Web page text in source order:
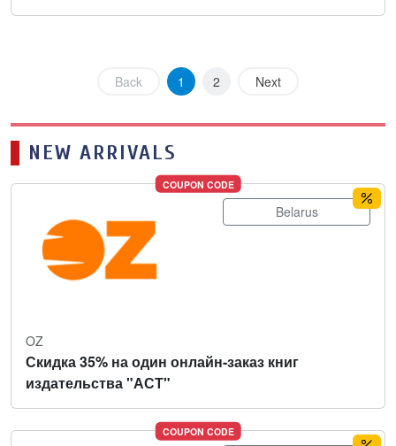
Back 1 2 Next
NEW ARRIVALS
COUPON CODE
Belarus
OZ
Скидка 35% на один онлайн-заказ книг
издательства "АСТ"
COUPON CODE